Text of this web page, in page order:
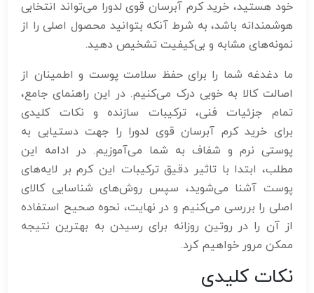
خود هستید، خرید کرم آبرسان قوی لدورا می‌تواند انتخابی
هوشمندانه باشد، به شرط آنکه بتوانید محصول اصلی را از
نمونه‌های مشابه و بی‌کیفیت تشخیص دهید.
ما دغدغه شما را برای حفظ سلامت پوست و اطمینان از
اصالت کالا به خوبی درک می‌کنیم. در این راهنمای جامع،
تمام جزئیات فنی، ترکیبات سازنده و نکات کلیدی
برای خرید کرم آبرسان قوی لدورا را جهت دستیابی به
پوستی نرم و شفاف به شما می‌آموزیم. در ادامه این
مطلب، ابتدا با تاثیر دقیق ترکیبات این کرم بر لایه‌های
پوست آشنا می‌شوید، سپس روش‌های شناسایی کالای
اصلی را بررسی می‌کنیم و در نهایت، نحوه صحیح استفاده
از آن را در روتین روزانه برای رسیدن به بهترین نتیجه
ممکن مرور خواهیم کرد.
نکات کلیدی